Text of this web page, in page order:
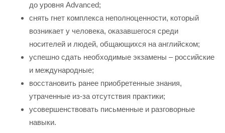
до уровня Advanced;
снять гнет комплекса неполноценности, который
возникает у человека, оказавшегося среди
носителей и людей, общающихся на английском;
успешно сдать необходимые экзамены – российские
и международные;
восстановить ранее приобретенные знания,
утраченные из-за отсутствия практики;
усовершенствовать письменные и разговорные
навыки.